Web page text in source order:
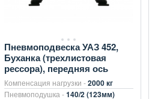
Пневмоподвеска УАЗ 452,
Буханка (трехлистовая
рессора), передняя ось
Компенсация нагрузки -2000 кг
Пневмоподушка -140/2 (123мм)